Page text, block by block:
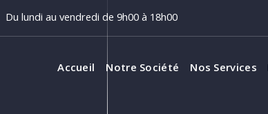
Du lundi au vendredi de 9h00 à 18h00
Accueil Notre Société Nos Services